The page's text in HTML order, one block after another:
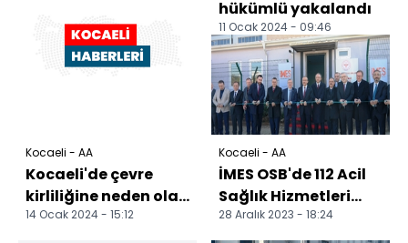
Kocaeli - AA
Kocaeli'de çevre
kirliliğine neden olan
firmaya para cezası
14 Ocak 2024 - 15:12
hükümlü yakalandı
11 Ocak 2024 - 09:46
Kocaeli - AA
İMES OSB'de 112 Acil
Sağlık Hizmetleri
İstasyonu açıldı
28 Aralık 2023 - 18:24